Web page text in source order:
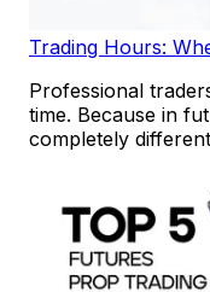
Trading Hours:
Professional
time. Because in
completely